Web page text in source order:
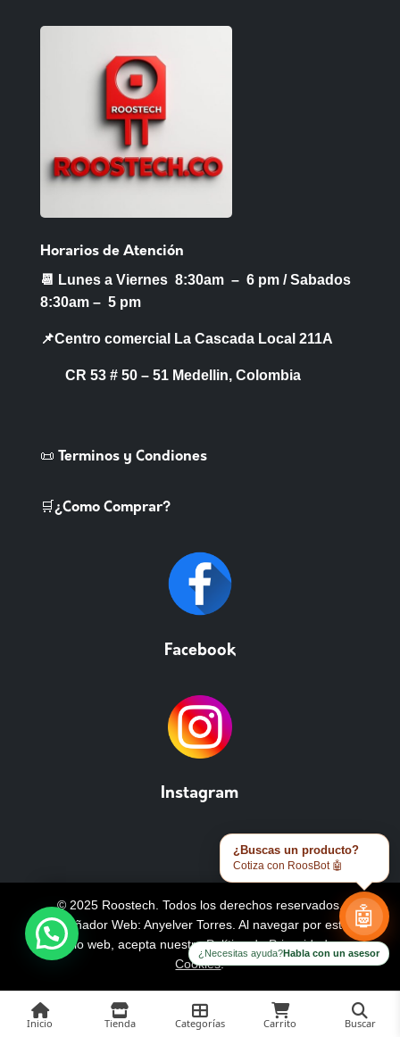
Horarios de Atención
📆 Lunes a Viernes 8:30am – 6 pm /Sabados
8:30am – 5 pm
📌Centro comercial La Cascada Local 211A
CR 53 # 50 – 51 Medellin, Colombia
📜 Terminos y Condiones
🛒¿Como Comprar?
Facebook
Instagram
© 2025 Roostech. Todos los derechos reservados.
Diseñador Web: Anyelver Torres. Al navegar por este
sitio web, acepta nuestraPolítica de Privacidad y
Cookies.
Inicio Tienda Categorías Carrito Buscar
¿Buscas un producto?
Cotiza con RoosBot 🤖
🤖
¿Necesitas ayuda?Habla con un asesor